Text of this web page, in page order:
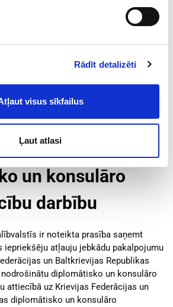
Rādīt detalizēti
visus sīkfailus
Ļaut atlasi
2. pielikums - Ziņošanas forma:
saskaņojums par
un
Republikas
un konsulāro
darbību
ir noteikta prasība saņemt
iepriekšēju atļauju jebkādu pakalpojumu
un Baltkrievijas Republikas
nodrošinātu diplomātisko un konsulāro
attiecībā uz Krievijas Federācijas un
diplomātisko un konsulāro